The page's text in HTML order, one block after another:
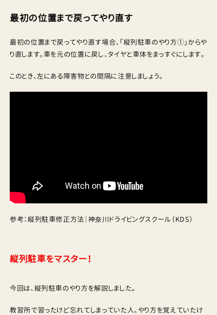
最初の位置まで戻ってやり直す
最初の位置まで戻ってやり直す場合、「縦列駐車のやり方①」からや
り直します。車を元の位置に戻し、タイヤと車体をまっすぐにします。
このとき、左にある障害物との間隔に注意しましょう。
参考：縦列駐車修正方法｜神奈川ドライビングスクール（KDS）
縦列駐車をマスター！
今回は、縦列駐車のやり方を解説しました。
教習所で習ったけど忘れてしまっていた人、やり方を覚えていたけ